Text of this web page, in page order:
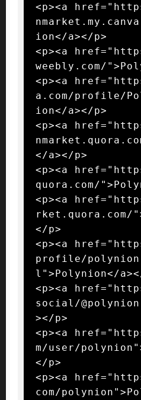
<p><a
ion</a></p>
<p><a
weebly.com/
<p><a
a.com/profile/
ion</a></p>
<p><a
</a></p>
<p><a
quora.com/
<p><a
rket.quora.com/
</p>
<p><a
profile/
l">Polynion</
<p><a
social/
></p>
<p><a
m/user/
</p>
<p><a
com/